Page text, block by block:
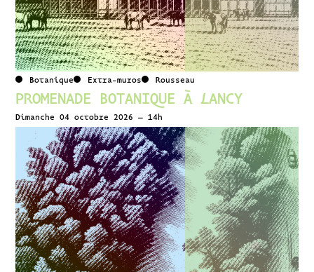
Botanique Extra-muros Rousseau
PROMENADE BOTANIQUE À LANCY
Dimanche 04 octobre 2026 – 14h